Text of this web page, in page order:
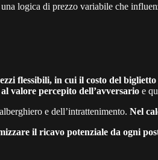
logica di prezzo variabile che
flessibili, in cui il costo del
valore percepito dell’avversario e
e dell’intrattenimento. Nel
il ricavo potenziale da ogni